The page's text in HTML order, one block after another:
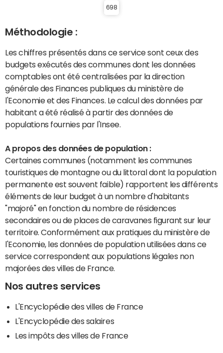
698
Méthodologie :
Les chiffres présentés dans ce service sont ceux des
budgets exécutés des communes dont les données
comptables ont été centralisées par la direction
générale des Finances publiques du ministère de
l'Economie et des Finances. Le calcul des données par
habitant a été réalisé à partir des données de
populations fournies par l'Insee.
A propos des données de population :
Certaines communes (notamment les communes
touristiques de montagne ou du littoral dont la population
permanente est souvent faible) rapportent les différents
éléments de leur budget à un nombre d'habitants
"majoré" en fonction du nombre de résidences
secondaires ou de places de caravanes figurant sur leur
territoire. Conformément aux pratiques du ministère de
l'Economie, les données de population utilisées dans ce
service correspondent aux populations légales non
majorées des villes de France.
Nos autres services
L'Encyclopédie des villes de France
L'Encyclopédie des salaires
Les impôts des villes de France